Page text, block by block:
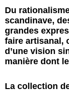
Du
scandinave,
grandes
faire artisanal,
d’une vision
manière dont
La collection